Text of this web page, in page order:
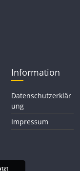
Information
Datenschutzerklär
ung
Impressum